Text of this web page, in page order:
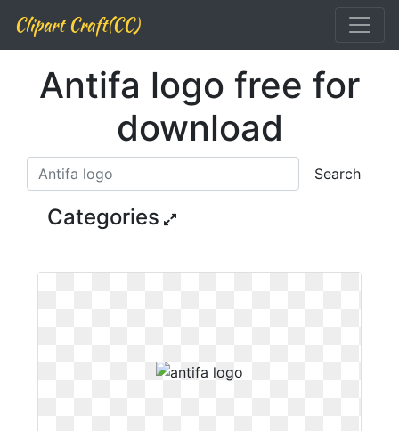
Clipart Craft(CC)
Antifa logo free for
download
Search
Categories